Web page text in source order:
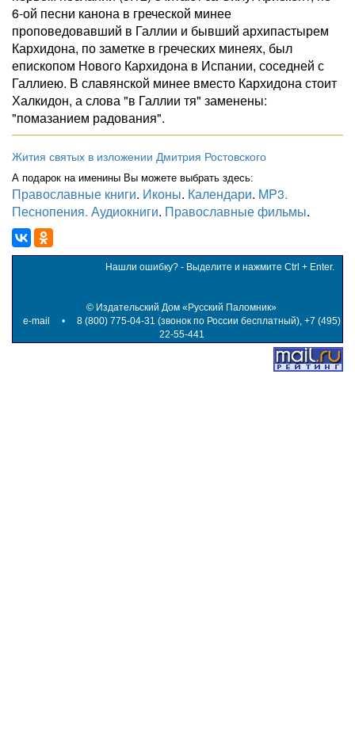
6-ой песни канона в греческой минее
проповедовавший в Галлии и бывший архипастырем
Кархидона, по заметке в греческих минеях, был
епископом Нового Кархидона в Испании, соседней с
Галлиею. В славянской минее вместо Кархидона стоит
Халкидон, а слова "в Галлии тя" заменены:
"помазанием радования".
Жития святых в изложении Дмитрия Ростовского
А подарок на именины Вы можете выбрать здесь:
Православные книги. Иконы. Календари. MP3.
Песнопения. Аудиокниги. Православные фильмы.
Нашли ошибку? - Выделите и нажмите Ctrl + Enter.
© Издательский Дом «Русский Паломник»
e-mail
• 8 (800) 775-04-31 (звонок по России бесплатный), +7 (495)
22-55-441